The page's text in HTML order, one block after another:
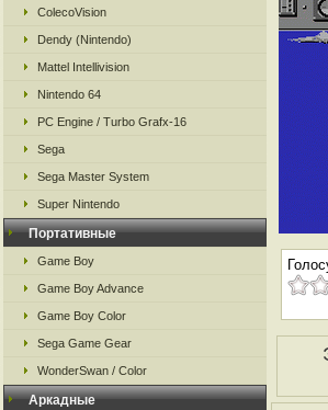
ColecoVision
Dendy (Nintendo)
Mattel Intellivision
Nintendo 64
PC Engine / Turbo Grafx-16
Sega
Sega Master System
Super Nintendo
Портативные
Game Boy
Game Boy Advance
Game Boy Color
Sega Game Gear
WonderSwan / Color
Аркадные